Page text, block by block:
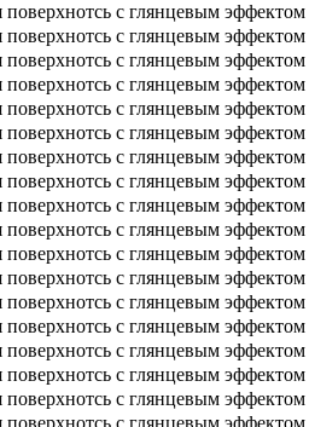
с глянцевым эффектом
с глянцевым эффектом
с глянцевым эффектом
с глянцевым эффектом
с глянцевым эффектом
с глянцевым эффектом
с глянцевым эффектом
с глянцевым эффектом
с глянцевым эффектом
с глянцевым эффектом
с глянцевым эффектом
с глянцевым эффектом
с глянцевым эффектом
с глянцевым эффектом
с глянцевым эффектом
с глянцевым эффектом
с глянцевым эффектом